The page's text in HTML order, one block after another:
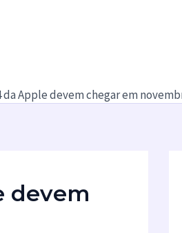
da Apple devem chegar em
devem